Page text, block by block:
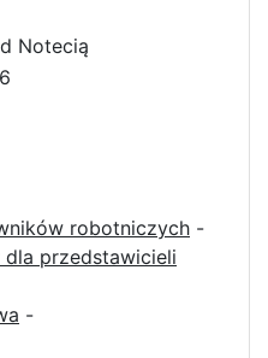
Notecią
robotniczych -
dla przedstawicieli
-